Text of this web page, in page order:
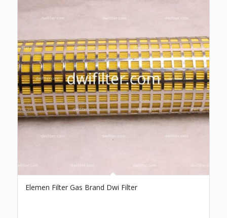
Elemen Filter Gas Brand Dwi Filter